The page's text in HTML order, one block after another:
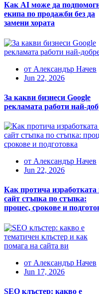
Как AI може да
екипа по продажби без да
замени хората
от Александър Начев
Jun 22, 2026
За какви бизнеси Google
рекламата работи най-
от Александър Начев
Jun 22, 2026
Как протича изработката
сайт стъпка по стъпка:
процес, срокове и
от Александър Начев
Jun 17, 2026
SEO клъстер: какво е